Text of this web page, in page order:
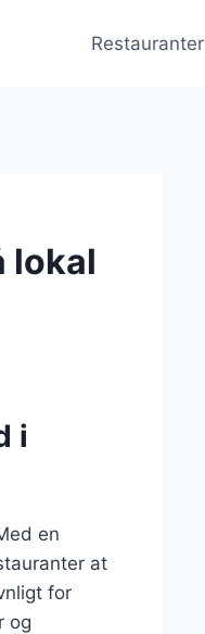
Restauranter
lokal
i
en
at
for
og